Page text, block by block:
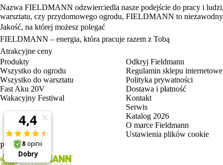
Nazwa FIELDMANN odzwierciedla nasze podejście do pracy i
warsztatu, czy przydomowego ogrodu, FIELDMANN to niezawodny
Jakość, na której możesz polegać
FIELDMANN – energia, która pracuje razem z Tobą
Atrakcyjne ceny
Produkty
Wszystko do ogrodu
Wszystko do warsztatu
Fast Aku 20V
Wakacyjny Festiwal
Odkryj Fieldmann
Regulamin sklepu
Polityka prywatności
Dostawa i płatność
Kontakt
Serwis
Katalog 2026
O marce Fieldmann
Ustawienia plików cookie
PL